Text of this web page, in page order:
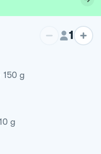
1
150 g
g